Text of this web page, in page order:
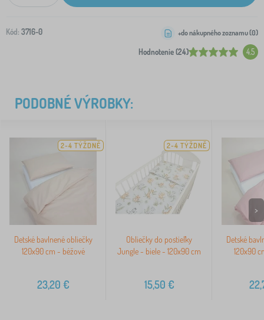
Kód: 3716-0
Hodnotenie (24) 4.5
+do nákupného zoznamu (0)
PODOBNÉ VÝROBKY:
2-4 TÝŽDNĚ
Detské bavlnené obliečky
120x90 cm - béžové
23,20 €
2-4 TÝŽDNĚ
Obliečky do postieľky
Jungle - biele - 120x90 cm
15,50 €
Detské
120x90
>